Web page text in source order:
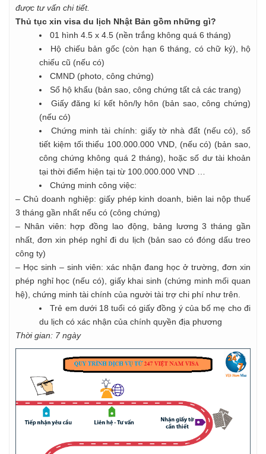
được tư vấn chi tiết.
Thủ tục xin visa du lịch Nhật Bản gồm những gì?
01 hình 4.5 x 4.5 (nền trắng không quá 6 tháng)
Hộ chiếu bản gốc (còn hạn 6 tháng, có chữ ký), hộ
chiếu cũ (nếu có)
CMND (photo, công chứng)
Sổ hộ khẩu (bản sao, công chứng tất cả các trang)
Giấy đăng kí kết hôn/ly hôn (bản sao, công chứng)
(nếu có)
Chứng minh tài chính: giấy tờ nhà đất (nếu có), sổ
tiết kiệm tối thiểu 100.000.000 VND, (nếu có) (bản sao,
công chứng không quá 2 tháng), hoặc số dư tài khoản
tại thời điểm hiện tại từ 100.000.000 VND …
Chứng minh công việc:
– Chủ doanh nghiệp: giấy phép kinh doanh, biên lai nộp thuế
3 tháng gần nhất nếu có (công chứng)
– Nhân viên: hợp đồng lao động, bảng lương 3 tháng gần
nhất, đơn xin phép nghỉ đi du lịch (bản sao có đóng dấu treo
công ty)
– Học sinh – sinh viên: xác nhận đang học ở trường, đơn xin
phép nghỉ học (nếu có), giấy khai sinh (chứng minh mối quan
hệ), chứng minh tài chính của người tài trợ chi phí như trên.
Trẻ em dưới 18 tuổi có giấy đồng ý của bố mẹ cho đi
du lịch có xác nhận của chính quyền địa phương
Thời gian: 7 ngày